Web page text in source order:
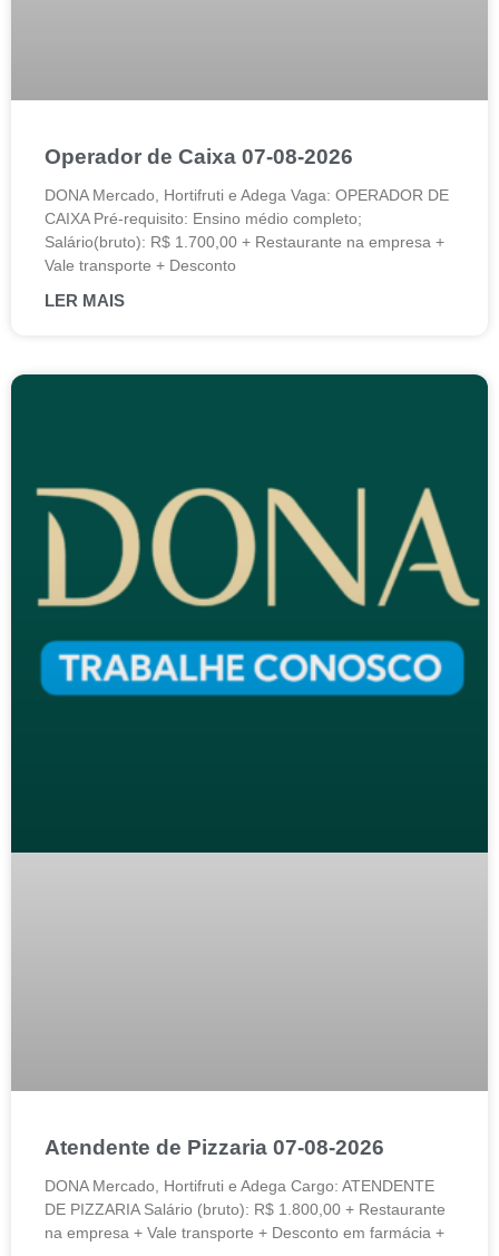
Operador de Caixa 07-08-2026
DONA Mercado, Hortifruti e Adega Vaga: OPERADOR DE
CAIXA Pré-requisito: Ensino médio completo;
Salário(bruto): R$ 1.700,00 + Restaurante na empresa +
Vale transporte + Desconto
LER MAIS
Atendente de Pizzaria 07-08-2026
DONA Mercado, Hortifruti e Adega Cargo: ATENDENTE
DE PIZZARIA Salário (bruto): R$ 1.800,00 + Restaurante
na empresa + Vale transporte + Desconto em farmácia +